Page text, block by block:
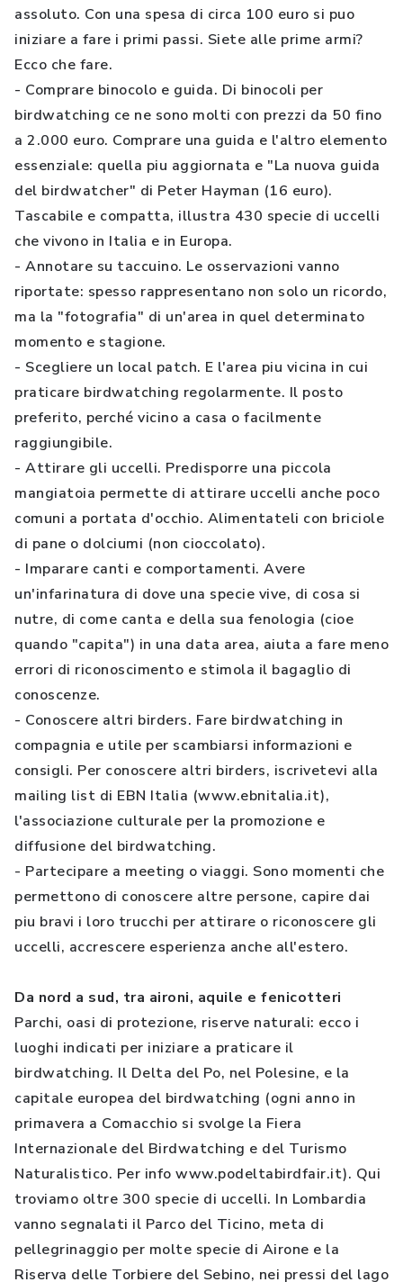
assoluto. Con una spesa di circa 100 euro si puo
iniziare a fare i primi passi. Siete alle prime armi?
Ecco che fare.
- Comprare binocolo e guida. Di binocoli per
birdwatching ce ne sono molti con prezzi da 50 fino
a 2.000 euro. Comprare una guida e l'altro elemento
essenziale: quella piu aggiornata e "La nuova guida
del birdwatcher" di Peter Hayman (16 euro).
Tascabile e compatta, illustra 430 specie di uccelli
che vivono in Italia e in Europa.
- Annotare su taccuino. Le osservazioni vanno
riportate: spesso rappresentano non solo un ricordo,
ma la "fotografia" di un'area in quel determinato
momento e stagione.
- Scegliere un local patch. E l'area piu vicina in cui
praticare birdwatching regolarmente. Il posto
preferito, perché vicino a casa o facilmente
raggiungibile.
- Attirare gli uccelli. Predisporre una piccola
mangiatoia permette di attirare uccelli anche poco
comuni a portata d'occhio. Alimentateli con briciole
di pane o dolciumi (non cioccolato).
- Imparare canti e comportamenti. Avere
un'infarinatura di dove una specie vive, di cosa si
nutre, di come canta e della sua fenologia (cioe
quando "capita") in una data area, aiuta a fare meno
errori di riconoscimento e stimola il bagaglio di
conoscenze.
- Conoscere altri birders. Fare birdwatching in
compagnia e utile per scambiarsi informazioni e
consigli. Per conoscere altri birders, iscrivetevi alla
mailing list di EBN Italia (www.ebnitalia.it),
l'associazione culturale per la promozione e
diffusione del birdwatching.
- Partecipare a meeting o viaggi. Sono momenti che
permettono di conoscere altre persone, capire dai
piu bravi i loro trucchi per attirare o riconoscere gli
uccelli, accrescere esperienza anche all'estero.
Da nord a sud, tra aironi, aquile e fenicotteri
Parchi, oasi di protezione, riserve naturali: ecco i
luoghi indicati per iniziare a praticare il
birdwatching. Il Delta del Po, nel Polesine, e la
capitale europea del birdwatching (ogni anno in
primavera a Comacchio si svolge la Fiera
Internazionale del Birdwatching e del Turismo
Naturalistico. Per info www.podeltabirdfair.it). Qui
troviamo oltre 300 specie di uccelli. In Lombardia
vanno segnalati il Parco del Ticino, meta di
pellegrinaggio per molte specie di Airone e la
Riserva delle Torbiere del Sebino, nei pressi del lago